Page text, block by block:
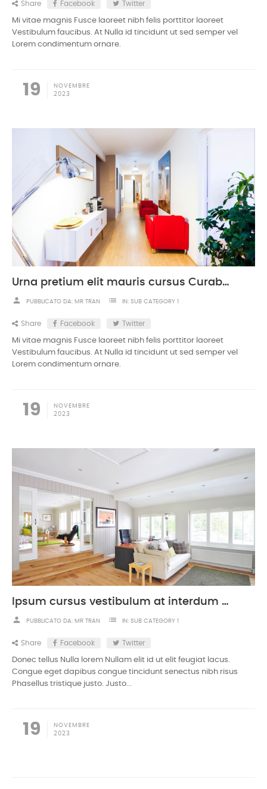
Share Facebook Twitter
NOVEMBRE
19 2023
Mi vitae magnis Fusce laoreet nibh felis porttitor laoreet
Vestibulum faucibus. At Nulla id tincidunt ut sed semper vel
Lorem condimentum ornare.
Urna pretium elit mauris cursus Curabitur at elit Vestibulum
Share Facebook Twitter
person PUBBLICATO DA: MR TRAN list IN: SUB CATEGORY 1
NOVEMBRE
19 2023
Mi vitae magnis Fusce laoreet nibh felis porttitor laoreet
Vestibulum faucibus. At Nulla id tincidunt ut sed semper vel
Lorem condimentum ornare.
Ipsum cursus vestibulum at interdum Vivamus
Share Facebook Twitter
person PUBBLICATO DA: MR TRAN list IN: SUB CATEGORY 1
NOVEMBRE
19 2023
Donec tellus Nulla lorem Nullam elit id ut elit feugiat lacus.
Congue eget dapibus congue tincidunt senectus nibh risus
Phasellus tristique justo. Justo...